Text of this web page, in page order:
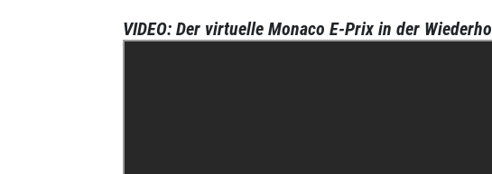
VIDEO: Der virtuelle Monaco E-Prix in der